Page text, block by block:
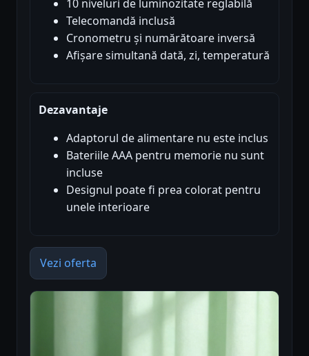
10 niveluri de luminozitate reglabilă
Telecomandă inclusă
Cronometru și numărătoare inversă
Afișare simultană dată, zi, temperatură
Dezavantaje
Adaptorul de alimentare nu este inclus
Bateriile AAA pentru memorie nu sunt
incluse
Designul poate fi prea colorat pentru
unele interioare
Vezi oferta